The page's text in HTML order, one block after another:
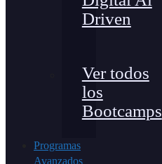
Driven
Ver todos
los
Bootcamps
Programas
Avanzados